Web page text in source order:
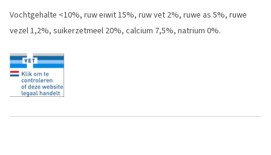
Vochtgehalte <10%, ruw eiwit 15%, ruw vet 2%, ruwe as 5%, ruwe
vezel 1,2%, suikerzetmeel 20%, calcium 7,5%, natrium 0%.